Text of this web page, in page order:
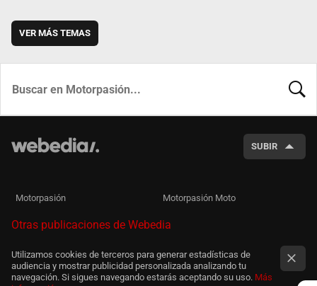
VER MÁS TEMAS
SUBIR
Motorpasión Motorpasión Moto
Otras publicaciones de Webedia
Utilizamos cookies de terceros para generar estadísticas de
audiencia y mostrar publicidad personalizada analizando tu
navegación. Si sigues navegando estarás aceptando su uso. Más